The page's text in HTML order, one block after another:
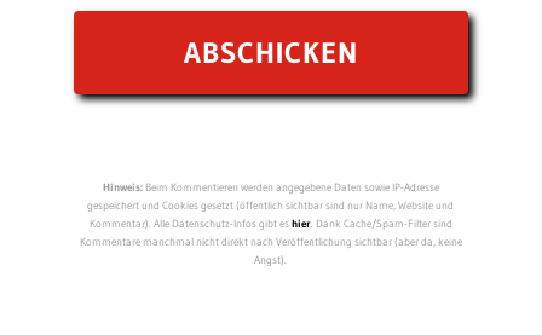
Hinweis:Beim Kommentieren werden angegebene Daten sowie IP-Adresse
gespeichert und Cookies gesetzt (öffentlich sichtbar sind nur Name, Website und
Kommentar). Alle Datenschutz-Infos gibt eshier. Dank Cache/Spam-Filter sind
Kommentare manchmal nicht direkt nach Veröffentlichung sichtbar (aber da, keine
Angst).